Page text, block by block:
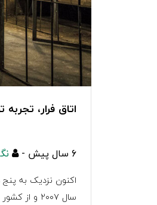
اتاق فرار،
6 سال پیش -
اکنون نزدیک به پنج
سال ٢٠٠٧ و